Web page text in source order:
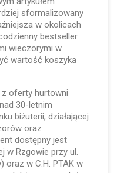
sformalizowany
w okolicach
bestseller.
wieczorymi w
wartość koszyka
z oferty hurtowni
30-letnim
biżuterii, działającej
oraz
dostępny jest
w Rzgowie przy ul.
oraz w C.H. PTAK w